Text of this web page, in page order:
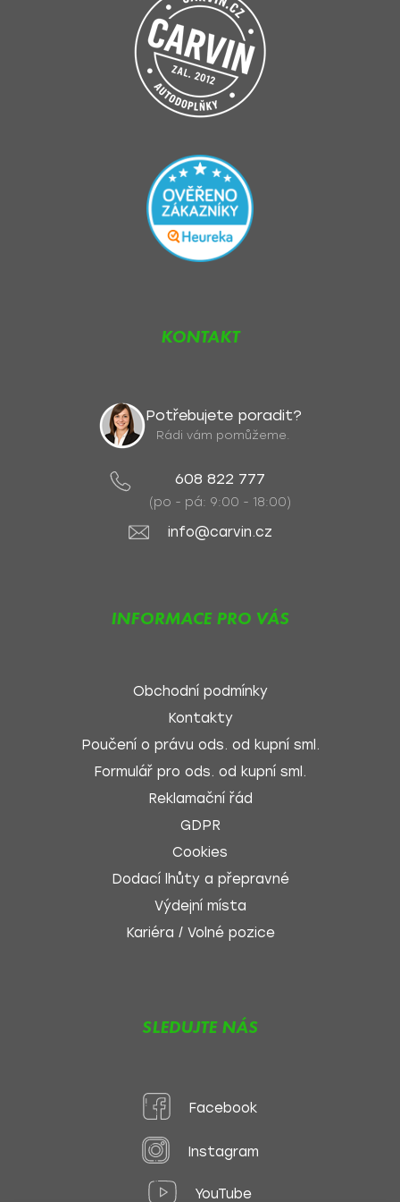
KONTAKT
Potřebujete poradit?
Rádi vám pomůžeme.
608 822 777
(po - pá: 9:00 - 18:00)
info@carvin.cz
INFORMACE PRO VÁS
Obchodní podmínky
Kontakty
Poučení o právu ods. od kupní sml.
Formulář pro ods. od kupní sml.
Reklamační řád
GDPR
Cookies
Dodací lhůty a přepravné
Výdejní místa
Kariéra / Volné pozice
SLEDUJTE NÁS
Facebook
Instagram
YouTube